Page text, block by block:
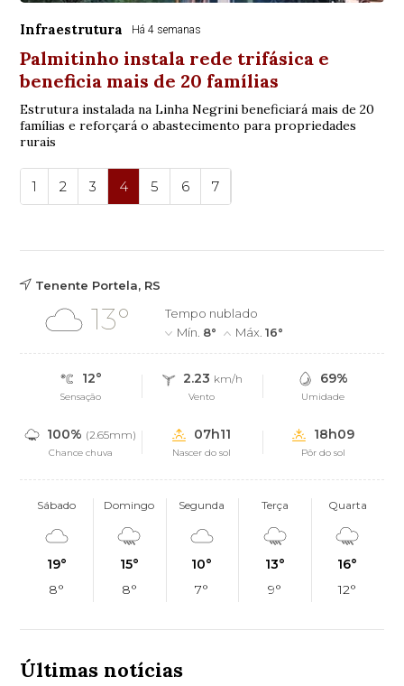
Infraestrutura Há 4 semanas
Palmitinho instala rede trifásica e
beneficia mais de 20 famílias
Estrutura instalada na Linha Negrini beneficiará mais de 20
famílias e reforçará o abastecimento para propriedades
rurais
1 2 3 4 5 6 7
Tenente Portela, RS
13°
Tempo nublado
Mín. 8° Máx.16°
12°
Sensação
2.23 km/h
Vento
69%
Umidade
100% (2.65mm)
Chance chuva
07h11
Nascer do sol
18h09
Pôr do sol
Sábado
19°
8°
Domingo
15°
8°
Segunda
10°
7°
Terça
13°
9°
Quarta
16°
12°
Últimas notícias